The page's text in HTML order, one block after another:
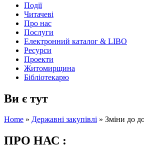
Події
Читачеві
Про нас
Послуги
Електронний каталог & LIBO
Ресурси
Проекти
Житомирщина
Бібліотекарю
Ви є тут
Home » Державні закупівлі » Зміни до
ПРО НАС :